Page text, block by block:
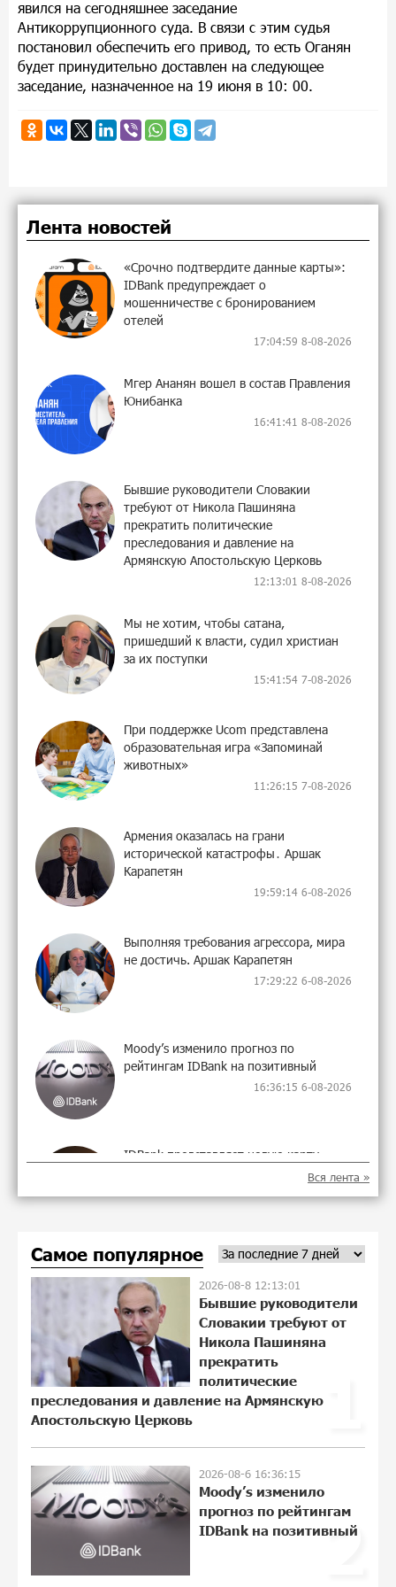
явился на сегодняшнее заседание
Антикоррупционного суда. В связи с этим судья
постановил обеспечить его привод, то есть Оганян
будет принудительно доставлен на следующее
заседание, назначенное на 19 июня в 10: 00.
Лента новостей
«Срочно подтвердите данные карты»:
IDBank предупреждает о
мошенничестве с бронированием
отелей
17:04:59 8-08-2026
Мгер Ананян вошел в состав Правления
Юнибанка
16:41:41 8-08-2026
Бывшие руководители Словакии
требуют от Никола Пашиняна
прекратить политические
преследования и давление на
Армянскую Апостольскую Церковь
12:13:01 8-08-2026
Мы не хотим, чтобы сатана,
пришедший к власти, судил христиан
за их поступки
15:41:54 7-08-2026
При поддержке Ucom представлена
образовательная игра «Запоминай
животных»
11:26:15 7-08-2026
Армения оказалась на грани
исторической катастрофы․ Аршак
Карапетян
19:59:14 6-08-2026
Выполняя требования агрессора, мира
не достичь. Аршак Карапетян
17:29:22 6-08-2026
Moody’s изменило прогноз по
рейтингам IDBank на позитивный
16:36:15 6-08-2026
IDBank представляет новую карту
Mastercard World с преимуществами для
Ucom и FPWC обеспечат
круглосуточный мониторинг дикой
природы в Гнишике с помощью
солнечной энергии
14:53:48 5-08-2026
Idram и IDBank - рядом со стартапами
на Seaside Startup Summit
В мобильном приложении Юнибанка
теперь можно зарегистрироваться
также с помощью imID
10:13:18 3-08-2026
Вся лента »
Самое популярное
1
2026-08-8 12:13:01
Бывшие руководители
Словакии требуют от
Никола Пашиняна
прекратить
политические
преследования и давление на Армянскую
Апостольскую Церковь
2
2026-08-6 16:36:15
Moody’s изменило
прогноз по рейтингам
IDBank на позитивный